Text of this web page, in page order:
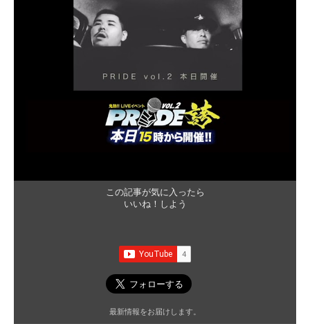
この記事が気に入ったら
いいね！しよう
最新情報をお届けします。